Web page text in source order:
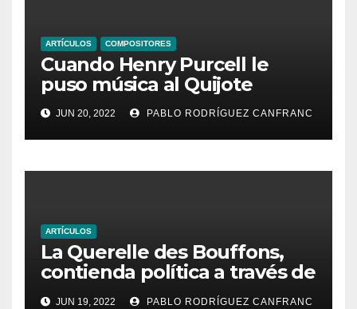
ARTÍCULOS COMPOSITORES
Cuando Henry Purcell le
puso música al Quijote
JUN 20, 2022 PABLO RODRÍGUEZ CANFRANC
ARTÍCULOS
La Querelle des Bouffons,
contienda política a través de
la ópera
JUN 19, 2022 PABLO RODRÍGUEZ CANFRANC